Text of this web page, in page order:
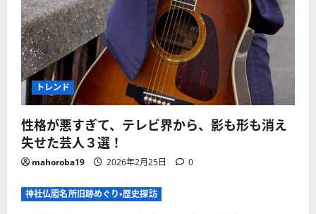
トレンド
性格が悪すぎて、テレビ界から、影も形も消え
失せた芸人３選！
mahoroba19 2026年2月25日 0
神社仏閣名所旧跡めぐり・歴史探訪